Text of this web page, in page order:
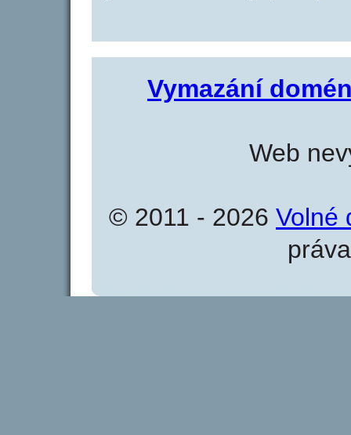
Vymazání
Web
© 2011 - 2026 Volné